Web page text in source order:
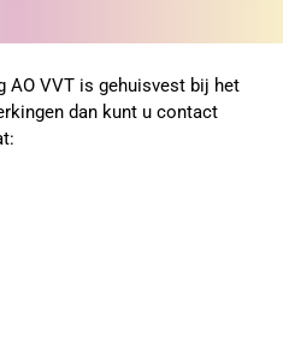
AO VVT is gehuisvest bij het
dan kunt u contact